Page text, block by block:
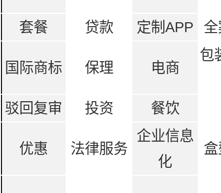
套餐 贷款 定制APP
国际商标 保理 电商
包
驳回复审 投资 餐饮
优惠 法律服务
企业信息
化